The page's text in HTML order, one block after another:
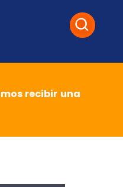
recibir una